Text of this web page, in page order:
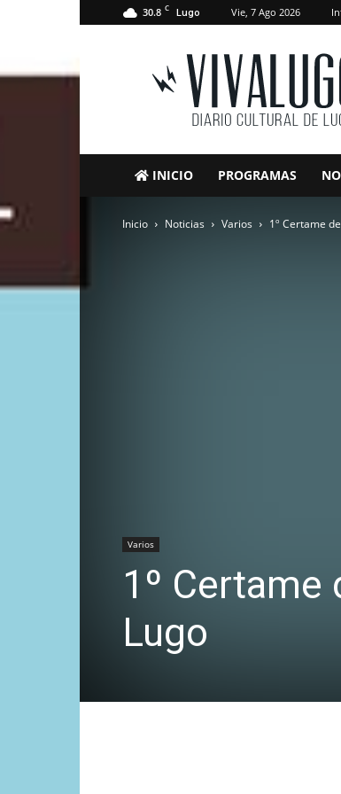
30.8 C Lugo Vie, 7 Ago 2026
VivaLugo
INICIO PROGRAMAS
Inicio Noticias Varios 1º Certame
Varios
1º Certame
Lugo